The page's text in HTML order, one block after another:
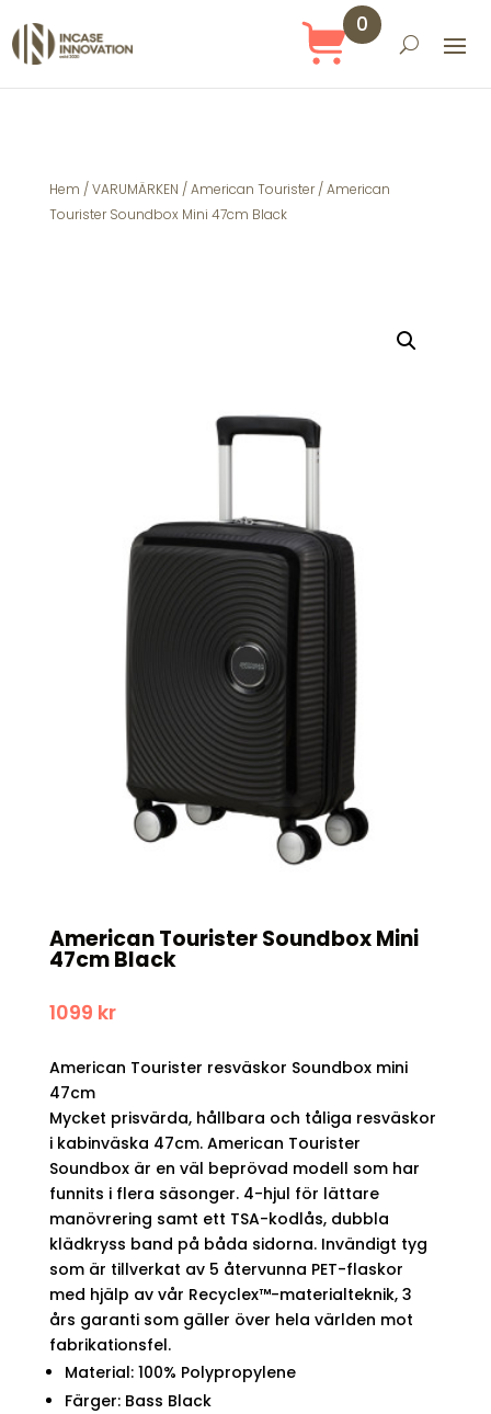
0
Hem /VARUMÄRKEN /American Tourister/ American
Tourister Soundbox Mini 47cm Black
American Tourister Soundbox Mini
47cm Black
1099 kr
American Tourister resväskor Soundbox mini
47cm
Mycket prisvärda, hållbara och tåliga resväskor
i kabinväska 47cm. American Tourister
Soundbox är en väl beprövad modell som har
funnits i flera säsonger. 4-hjul för lättare
manövrering samt ett TSA-kodlås, dubbla
klädkryss band på båda sidorna. Invändigt tyg
som är tillverkat av 5 återvunna PET-flaskor
med hjälp av vår Recyclex™-materialteknik, 3
års garanti som gäller över hela världen mot
fabrikationsfel.
Material: 100% Polypropylene
Färger: Bass Black